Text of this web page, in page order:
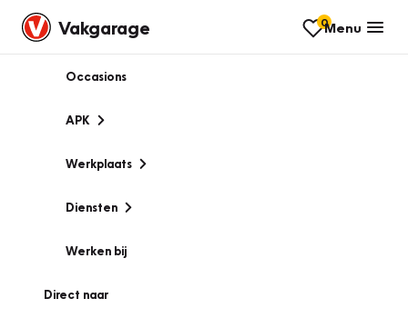
Vakgarage 0Menu
Occasions
APK
Werkplaats
Diensten
Werken bij
Direct naar